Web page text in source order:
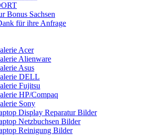
Bonus Sachsen
für ihre Anfrage
Acer
Alienware
Asus
DELL
Fujitsu
HP/Compaq
Sony
Display Reparatur Bilder
Netzbuchsen Bilder
Reinigung Bilder